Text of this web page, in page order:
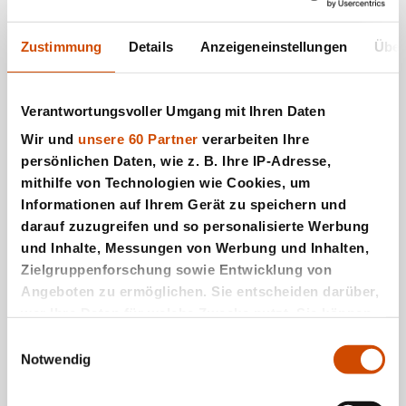
Zustimmung Details Anzeigeneinstellungen
Verantwortungsvoller Umgang mit Ihren Daten
Wir und unsere 60 Partner verarbeiten Ihre
persönlichen Daten, wie z. B. Ihre IP-Adresse,
mithilfe von Technologien wie Cookies, um
Informationen auf Ihrem Gerät zu speichern und
darauf zuzugreifen und so personalisierte Werbung
und Inhalte, Messungen von Werbung und Inhalten,
Zielgruppenforschung sowie Entwicklung von
Angeboten zu ermöglichen. Sie entscheiden darüber,
oder durch Klicken auf das Privacy Trigger Symbol
Notwendig
Teenager außer Kontrolle
Der Mörder ist die Maid
Mord in bester Gesellschaft
Tod in New York